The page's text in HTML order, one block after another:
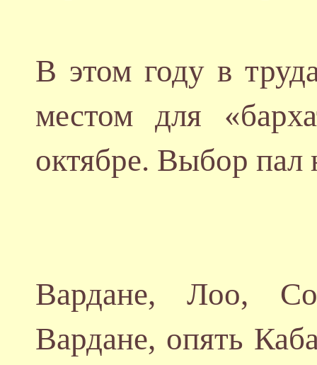
В этом году в
местом для
октябре. Выбор пал
Вардане, Лоо,
Вардане, опять